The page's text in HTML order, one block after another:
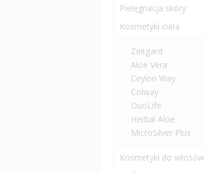
Pielęgnacja skóry
Kosmetyki ciała
Zeitgard
Aloe Vera
Ceylon Way
Colway
DuoLife
Herbal Aloe
MicroSilver Plus
Kosmetyki do włosów